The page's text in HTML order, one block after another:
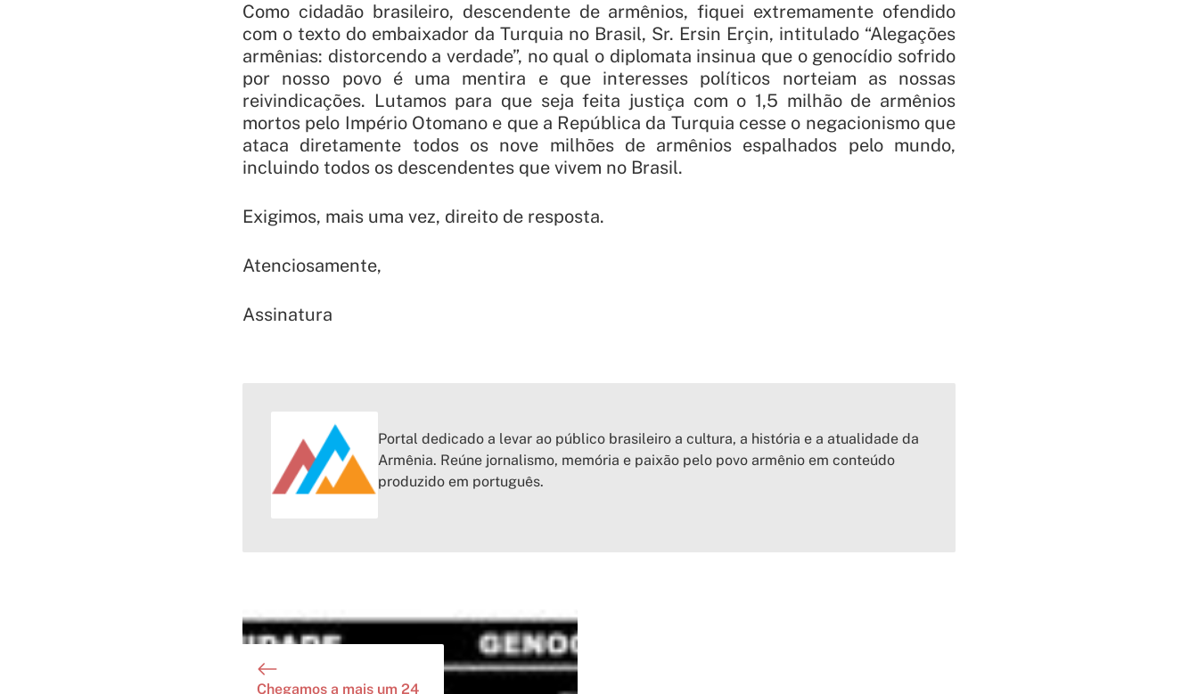
Como cidadão brasileiro, descendente de armênios, fiquei extremamente ofendido
com o texto do embaixador da Turquia no Brasil, Sr. Ersin Erçin, intitulado “Alegações
armênias: distorcendo a verdade”, no qual o diplomata insinua que o genocídio sofrido
por nosso povo é uma mentira e que interesses políticos norteiam as nossas
reivindicações. Lutamos para que seja feita justiça com o 1,5 milhão de armênios
mortos pelo Império Otomano e que a República da Turquia cesse o negacionismo que
ataca diretamente todos os nove milhões de armênios espalhados pelo mundo,
incluindo todos os descendentes que vivem no Brasil.
Exigimos, mais uma vez, direito de resposta.
Atenciosamente,
Assinatura
Portal dedicado a levar ao público brasileiro a cultura, a história e a atualidade da
Armênia. Reúne jornalismo, memória e paixão pelo povo armênio em conteúdo
produzido em português.
Chegamos a mais um 24